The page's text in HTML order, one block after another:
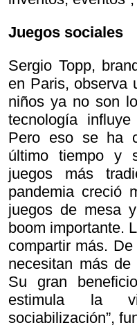
Juegos sociales
Sergio Topp,
en Paris, observa
niños ya no son
tecnología
Pero eso se ha
último tiempo y
juegos más
pandemia creció
juegos de mesa
boom importante.
compartir más.
necesitan más
Su gran
estimula la
sociabilización”,